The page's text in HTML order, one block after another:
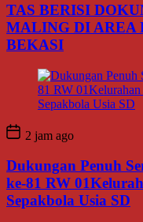
TAS BERISI
MALING DI AREA
BEKASI
2 jam ago
Dukungan Penuh
ke-81 RW
Sepakbola Usia SD